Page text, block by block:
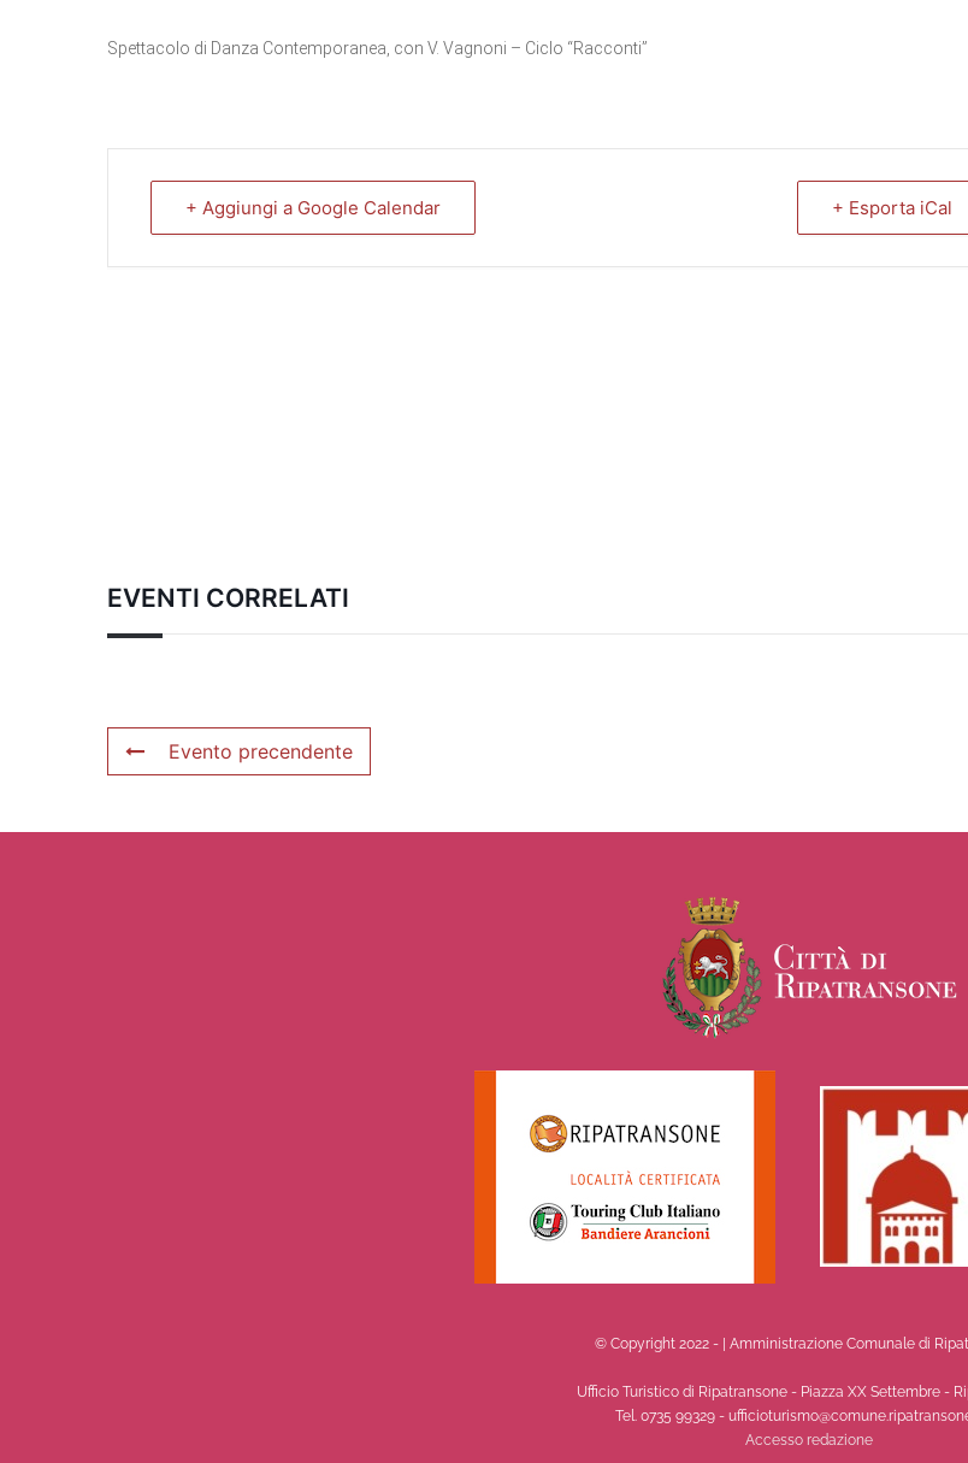
Spettacolo di Danza Contemporanea, con V. Vagnoni – Ciclo “Racconti”
+ Aggiungi a Google Calendar + Esporta iCal
EVENTI CORRELATI
Evento precendente
© Copyright 2022 - | Amministrazione Comunale di
Ufficio Turistico di Ripatransone - Piazza XX Settembre -
Tel. 0735 99329 -
Accesso redazione